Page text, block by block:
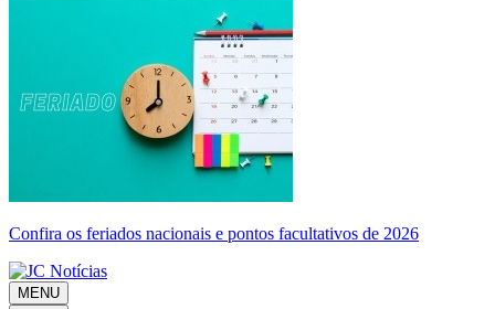
Confira os feriados nacionais e pontos facultativos de 2026
MENU